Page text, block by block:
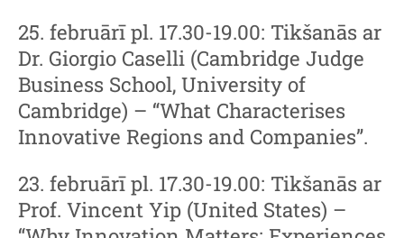
25. februārī pl. 17.30-19.00: Tikšanās ar
Dr. Giorgio Caselli (Cambridge Judge
Business School, University of
Cambridge) – “What Characterises
Innovative Regions and Companies”.
23. februārī pl. 17.30-19.00: Tikšanās ar
Prof. Vincent Yip (United States) –